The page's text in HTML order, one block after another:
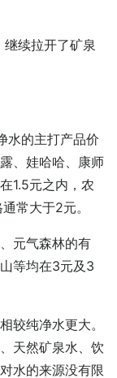
继续拉开了矿泉
水的主打产品价
、娃哈哈、康师
1.5元之内，农
常大于2元。
元气森林的有
等均在3元及3
较纯净水更大。
天然矿泉水、饮
水的来源没有限